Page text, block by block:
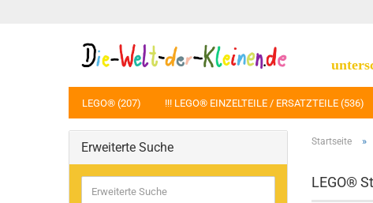
LEGO® (207) !!! LEGO® EINZELTEILE / ERSATZTEILE (536)
Startseite »
LEGO®
Erweiterte Suche
Suche